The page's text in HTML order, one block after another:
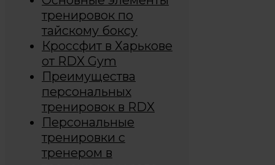
тренировок по
тайскому боксу
Кроссфит в Харькове
от RDX Gym
Преимущества
персональных
тренировок в RDX
Персональные
тренировки с
тренером в